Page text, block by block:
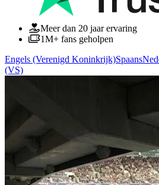
Meer dan 20 jaar ervaring
1M+ fans geholpen
Engels (Verenigd Koninkrijk)Spaans
(VS)